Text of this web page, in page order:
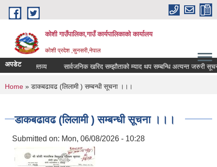
Skip to main content
कोशी गाउँपालिका,गाउँ कार्यपालिकाको कार्यालय
काेशी प्रदेश ,सुनसरी,नेपाल
अपडेट
शोक वक्तव्य सार्वजनिक खरिद सम्झौताको म्याद थप सम्बन्धि अत्यन्त जरुरी सूचना
You are here
Home » डाकबढावढ (लिलामी ) सम्बन्धी सूचना ।।।
डाकबढावढ (लिलामी ) सम्बन्धी सूचना ।।।
Submitted on: Mon, 06/08/2026 - 10:28